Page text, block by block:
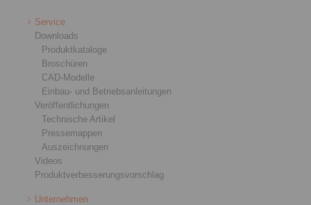
Service
Downloads
Produktkataloge
Broschüren
CAD-Modelle
Einbau- und Betriebsanleitungen
Veröffentlichungen
Technische Artikel
Pressemappen
Auszeichnungen
Videos
Produktverbesserungsvorschlag
Unternehmen